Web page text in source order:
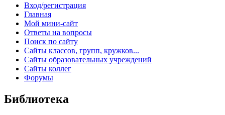
Вход/регистрация
Главная
Мой мини-сайт
Ответы на вопросы
Поиск по сайту
Сайты классов, групп, кружков...
Сайты образовательных учреждений
Сайты коллег
Форумы
Библиотека